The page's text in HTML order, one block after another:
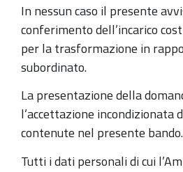
In nessun caso il presente
conferimento dell’incarico
per la trasformazione in
subordinato.
La presentazione della
l’accettazione incondizionata
contenute nel presente bando.
Tutti i dati personali di cui